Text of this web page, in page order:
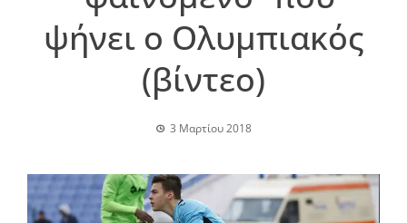
ψήνει ο Ολυμπιακός
(βίντεο)
3 Μαρτίου 2018